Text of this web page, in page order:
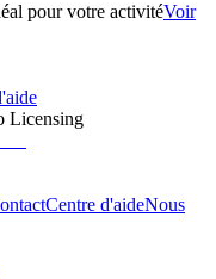
pour votre activitéVoir
Licensing
Centre d'aideNous